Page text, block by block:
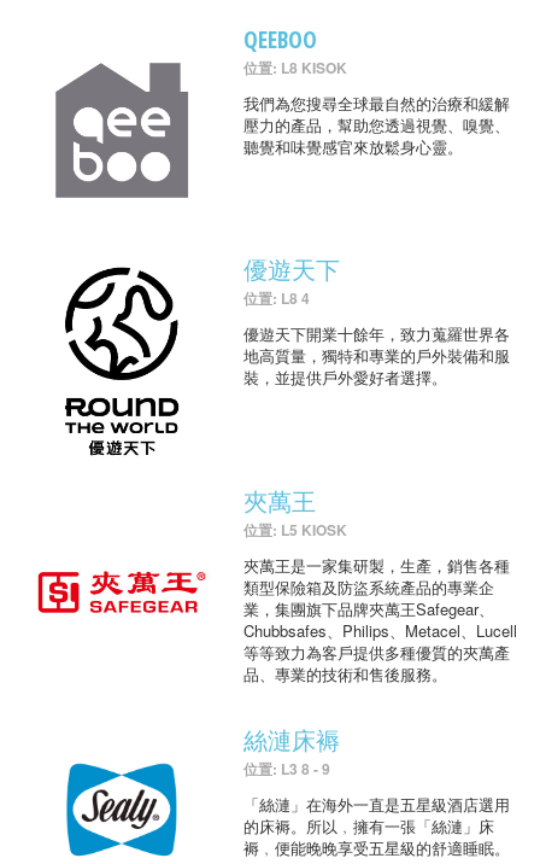
QEEBOO
位置: L8 KISOK
我們為您搜尋全球最自然的治療和緩解
壓力的產品，幫助您透過視覺、嗅覺、
聽覺和味覺感官來放鬆身心靈。
優遊天下
位置: L8 4
優遊天下開業十餘年，致力蒐羅世界各
地高質量，獨特和專業的戶外裝備和服
裝，並提供戶外愛好者選擇。
夾萬王
位置: L5 KIOSK
夾萬王是一家集研製，生產，銷售各種
類型保險箱及防盜系統產品的專業企
業，集團旗下品牌夾萬王Safegear、
Chubbsafes、Philips、Metacel、Lucell
等等致力為客戶提供多種優質的夾萬產
品、專業的技術和售後服務。
絲漣床褥
位置: L3 8 - 9
「絲漣」在海外一直是五星級酒店選用
的床褥。所以﹐擁有一張「絲漣」床
褥﹐便能晚晚享受五星級的舒適睡眠。